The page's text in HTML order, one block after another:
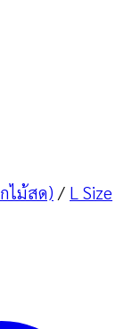
ไม้สด) / L Size